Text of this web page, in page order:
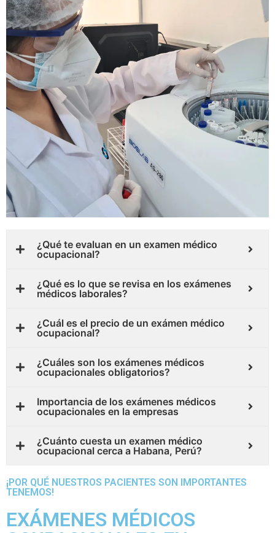
¿Qué te evaluan en un examen médico
ocupacional?
¿Qué es lo que se revisa en los exámenes
médicos laborales?
¿Cuál es el precio de un exámen médico
ocupacional?
¿Cuáles son los exámenes médicos
ocupacionales obligatorios?
Importancia de los exámenes médicos
ocupacionales en la empresas
¿Cuánto cuesta un examen médico
ocupacional cerca a Habana, Perú?
¡POR QUÉ NUESTROS PACIENTES SON IMPORTANTES
TENEMOS!
EXÁMENES MÉDICOS